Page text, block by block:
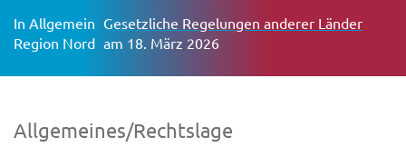
In Allgemein Gesetzliche Regelungen anderer Länder
Region Nord am 18. März 2026
Allgemeines/Rechtslage